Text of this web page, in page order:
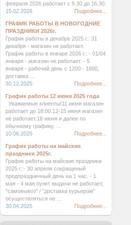
февраля 2026 работает с 9.30 до 16.30.
15.02.2026
Подробнее...
ГРАФИК РАБОТЫ В НОВОГОДНИЕ
ПРАЗДНИКИ 2026г.
График работы в декабре 2025 г.: 31
декабря - магазин не работает.
График работы в январе 2026 г.: - 01/04
января - магазин не работает. - 5
января - рабочий день с 1200 - 1600,
доставка ...
30.12.2025
Подробнее...
График работы 12 июня 2025 года
Уважаемые клиенты!11 июня магазин
работает до 18:00.12-15 июня магазин
не работает.16 июня и далее по
обычному графику. ...
10.06.2025
Подробнее...
График работы на майские
праздники 2025г.
График работы на майские праздники
2025 г.:- 30 апреля сокращеный
предпраздничный день на 1 час. - 1
мая - 4 мая пункт выдачи не работает,
"самовывоз" / "доставка курьером"
осуществляться не ...
30.04.2025
Подробнее...